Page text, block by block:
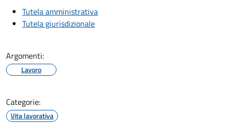
Tutela amministrativa
Tutela giurisdizionale
Argomenti:
Lavoro
Categorie:
Vita lavorativa